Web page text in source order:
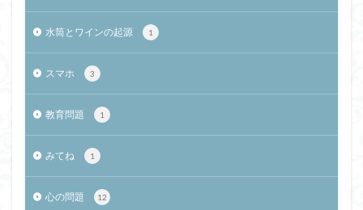
水筒とワインの起源 1
スマホ 3
教育問題 1
みてね 1
心の問題 12